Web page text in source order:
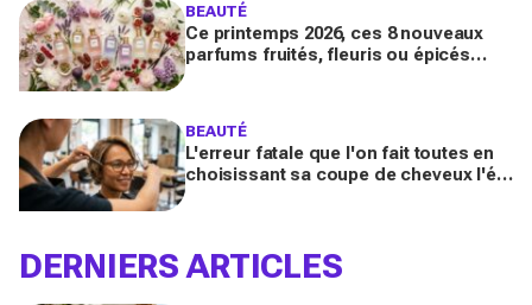
BEAUTÉ
Ce printemps 2026, ces 8 nouveaux
parfums fruités, fleuris ou épicés
BEAUTÉ
L'erreur fatale que l'on fait toutes en
choisissant sa coupe de cheveux l'été
DERNIERS ARTICLES